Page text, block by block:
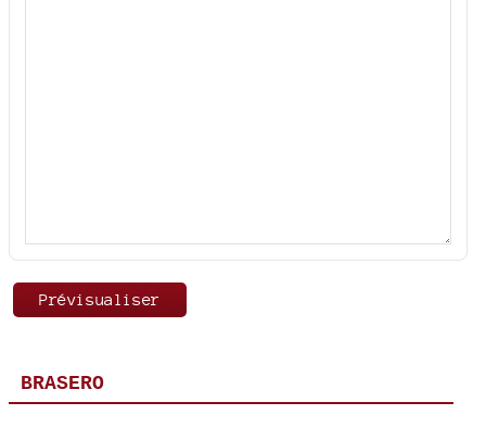
BRASERO